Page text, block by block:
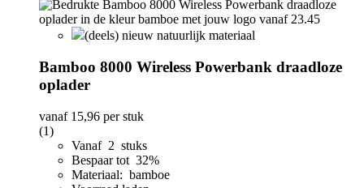
(deels) nieuw natuurlijk materiaal
Bamboo 8000 Wireless Powerbank draadloze
oplader
vanaf 15,96 per stuk
(1)
Vanaf 2 stuks
Bespaar tot 32%
Materiaal: bamboe